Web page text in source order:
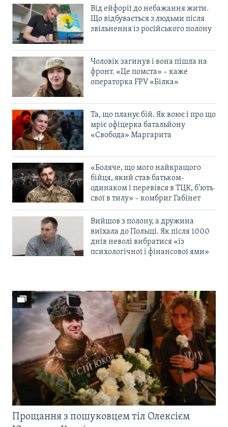
Від ейфорії до небажання жити.
Що відбувається з людьми після
звільнення із російського полону
Чоловік загинув і вона пішла на
фронт. «Це помста» – каже
операторка FPV «Білка»
Та, що планує бій. Як воює і про що
мріє офіцерка батальйону
«Свобода» Маргарита
«Боляче, що мого найкращого
бійця, який став батьком-
одинаком і перевівся в ТЦК, б’ють
свої в тилу» – комбриг Габінет
Вийшов з полону, а дружина
виїхала до Польщі. Як після 1000
днів неволі вибратися «із
психологічної і фінансової ями»
Прощання з пошуковцем тіл Олексієм